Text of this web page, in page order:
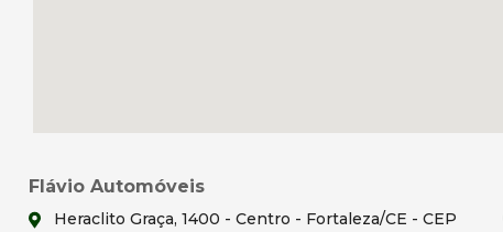
Flávio Automóveis
Heraclito Graça, 1400 - Centro - Fortaleza/CE - CEP